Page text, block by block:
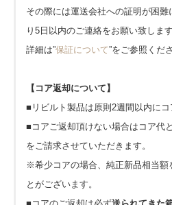
その際には運送会社への証明が困難
り5日以内のご連絡をお願い致します
詳細は”保証について”をご参照くだ
【コア返却について】
■リビルト製品は原則2週間以内にコ
■コアご返却頂けない場合はコア代
をご請求させていただきます。
※希少コアの場合、純正新品相当額
とがございます。